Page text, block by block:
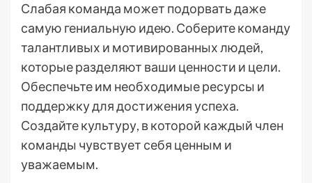
Слабая команда может подорвать даже
самую гениальную идею. Соберите команду
талантливых и мотивированных людей,
которые разделяют ваши ценности и цели.
Обеспечьте им необходимые ресурсы и
поддержку для достижения успеха.
Создайте культуру, в которой каждый член
команды чувствует себя ценным и
уважаемым.